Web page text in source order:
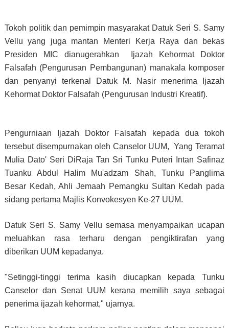
Tokoh politik dan pemimpin masyarakat Datuk Seri S. Samy
Vellu yang juga mantan Menteri Kerja Raya dan bekas
Presiden MIC dianugerahkan Ijazah Kehormat Doktor
Falsafah (Pengurusan Pembangunan) manakala komposer
dan penyanyi terkenal Datuk M. Nasir menerima Ijazah
Kehormat Doktor Falsafah (Pengurusan Industri Kreatif).
Pengurniaan Ijazah Doktor Falsafah kepada dua tokoh
tersebut disempurnakan oleh Canselor UUM, Yang Teramat
Mulia Dato' Seri DiRaja Tan Sri Tunku Puteri Intan Safinaz
Tuanku Abdul Halim Mu'adzam Shah, Tunku Panglima
Besar Kedah, Ahli Jemaah Pemangku Sultan Kedah pada
sidang pertama Majlis Konvokesyen Ke-27 UUM.
Datuk Seri S. Samy Vellu semasa menyampaikan ucapan
meluahkan rasa terharu dengan pengiktirafan yang
diberikan UUM kepadanya.
"Setinggi-tinggi terima kasih diucapkan kepada Tunku
Canselor dan Senat UUM kerana memilih saya sebagai
penerima ijazah kehormat," ujarnya.